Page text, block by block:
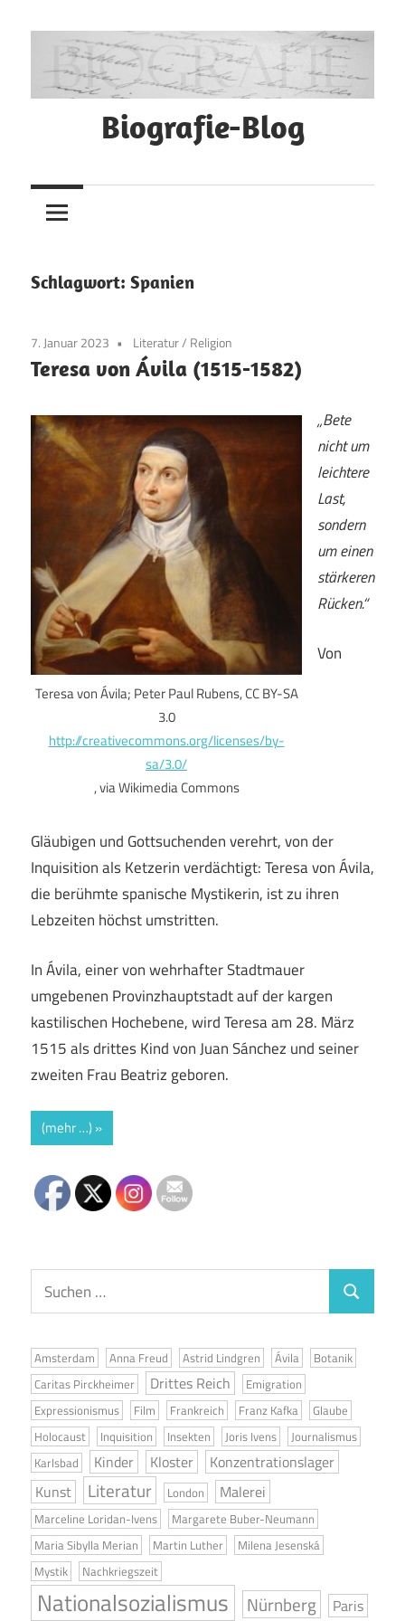
Inhalt
springen
Biografie-Blog
Schlagwort: Spanien
7. Januar 2023 Literatur/ Religion
Teresa von Ávila (1515-1582)
Teresa von Ávila; Peter Paul Rubens, CC BY-SA
3.0
http://creativecommons.org/licenses/by-
sa/3.0/
, via Wikimedia Commons
„Bete
nicht um
leichtere
Last,
sondern
um einen
stärkeren
Rücken.“
Von
Gläubigen und Gottsuchenden verehrt, von der
Inquisition als Ketzerin verdächtigt: Teresa von Ávila,
die berühmte spanische Mystikerin, ist zu ihren
Lebzeiten höchst umstritten.
In Ávila, einer von wehrhafter Stadtmauer
umgebenen Provinzhauptstadt auf der kargen
kastilischen Hochebene, wird Teresa am 28. März
1515 als drittes Kind von Juan Sánchez und seiner
zweiten Frau Beatriz geboren.
(mehr …)
Suchen
nach:
Suchen
Amsterdam Anna Freud Astrid Lindgren Ávila
Botanik
Caritas Pirckheimer
Drittes Reich
Emigration
Expressionismus
Film Frankreich Franz Kafka
Glaube
Holocaust
Inquisition Insekten Joris Ivens
Journalismus
Karlsbad
Kinder Kloster
Konzentrationslager
Kunst
Literatur London Malerei
Marceline Loridan-Ivens
Margarete Buber-Neumann
Maria Sibylla Merian
Martin Luther
Milena Jesenská
Mystik
Nachkriegszeit
Nationalsozialismus Nürnberg Paris